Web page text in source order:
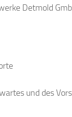
Detmold
und des